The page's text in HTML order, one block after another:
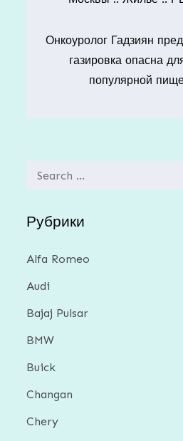
записям
Онкоуролог Гадзиян
газировка опасна
популярной
Search
Рубрики
Alfa Romeo
Audi
Bajaj Pulsar
BMW
Buick
Changan
Chery